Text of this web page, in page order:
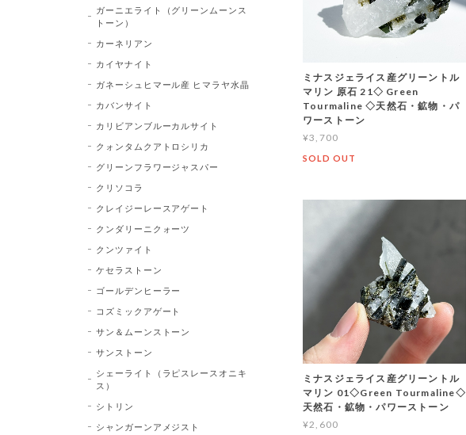
ミナスジェライス産グリーントル
マリン 原石 21◇ Green
Tourmaline ◇天然石・鉱物・パ
ワーストーン
¥3,700
SOLD OUT
ミナスジェライス産グリーントル
マリン 01◇Green Tourmaline◇
天然石・鉱物・パワーストーン
¥2,600
ガーニエライト（グリーンムーンス
トーン）
カーネリアン
カイヤナイト
ガネーシュヒマール産 ヒマラヤ水晶
カバンサイト
カリビアンブルーカルサイト
クォンタムクアトロシリカ
グリーンフラワージャスパー
クリソコラ
クレイジーレースアゲート
クンダリーニクォーツ
クンツァイト
ケセラストーン
ゴールデンヒーラー
コズミックアゲート
サン＆ムーンストーン
サンストーン
シェーライト（ラピスレースオニキ
ス）
シトリン
シャンガーンアメジスト